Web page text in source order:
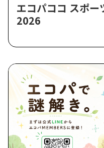
エコパココ スポー
2026